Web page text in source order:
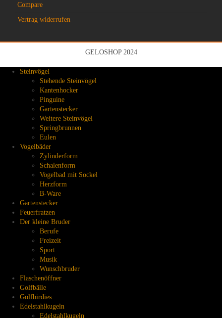
Compare
Vertrag widerrufen
GELOSHOP 2024
Steinvögel
Stehende Steinvögel
Kantenhocker
Pinguine
Gartenstecker
Weitere Steinvögel
Springbrunnen
Eulen
Vogelbäder
Zylinderform
Schalenform
Vogelbad mit Sockel
Herzform
B-Ware
Gartenstecker
Feuerfratzen
Der kleine Bruder
Berufe
Freizeit
Sport
Musik
Wunschbruder
Flaschenöffner
Golfbälle
Golfbirdies
Edelstahlkugeln
Edelstahlkugeln